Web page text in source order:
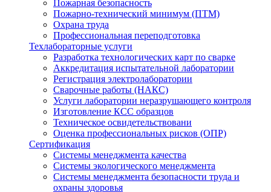
Пожарная безопасность
Пожарно-технический минимум (ПТМ)
Охрана труда
Профессиональная переподготовка
Техлабораторные услуги
Разработка технологических карт по сварке
Аккредитация испытательной лаборатории
Регистрация электролаборатории
Сварочные работы (НАКС)
Услуги лаборатории неразрушающего контроля
Изготовление КСС образцов
Техническое освидетельствовани
Оценка профессиональных рисков (ОПР)
Сертификация
Системы менеджмента качества
Системы экологического менеджмента
Системы менеджмента безопасности труда и
охраны здоровья